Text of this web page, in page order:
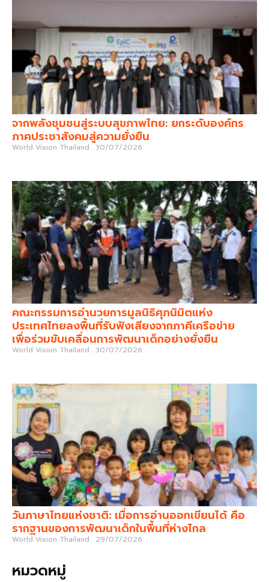
จากพลังชุมชนสู่ระบบสุขภาพไทย: ยกระดับองค์กร
ภาคประชาสังคมสู่ความยั่งยืน
World Vision Thailand 30/07/2026
คณะกรรมการอำนวยการมูลนิธิศุภนิมิตแห่ง
ประเทศไทยลงพื้นที่รับฟังเสียงจากภาคีเครือข่าย
เพื่อร่วมขับเคลื่อนการพัฒนาเด็กอย่างยั่งยืน
World Vision Thailand 30/07/2026
วันภาษาไทยแห่งชาติ: เมื่อการอ่านออกเขียนได้ คือ
รากฐานของการพัฒนาเด็กในพื้นที่ห่างไกล
World Vision Thailand 29/07/2026
หมวดหมู่